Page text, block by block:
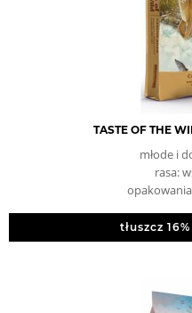
TASTE OF THE
młode i
rasa:
tłuszcz